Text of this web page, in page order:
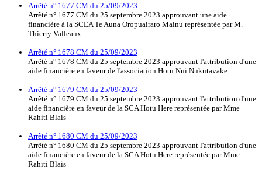
Arrêté n° 1677 CM du 25/09/2023
Arrêté n° 1677 CM du 25 septembre 2023 approuvant une aide
financière à la SCEA Te Auna Oropuairaro Mainu représentée par M.
Thierry Valleaux
Arrêté n° 1678 CM du 25/09/2023
Arrêté n° 1678 CM du 25 septembre 2023 approuvant l'attribution d'une
aide financière en faveur de l'association Hotu Nui Nukutavake
Arrêté n° 1679 CM du 25/09/2023
Arrêté n° 1679 CM du 25 septembre 2023 approuvant l'attribution d'une
aide financière en faveur de la SCA Hotu Here représentée par Mme
Rahiti Blais
Arrêté n° 1680 CM du 25/09/2023
Arrêté n° 1680 CM du 25 septembre 2023 approuvant l'attribution d'une
aide financière en faveur de la SCA Hotu Here représentée par Mme
Rahiti Blais